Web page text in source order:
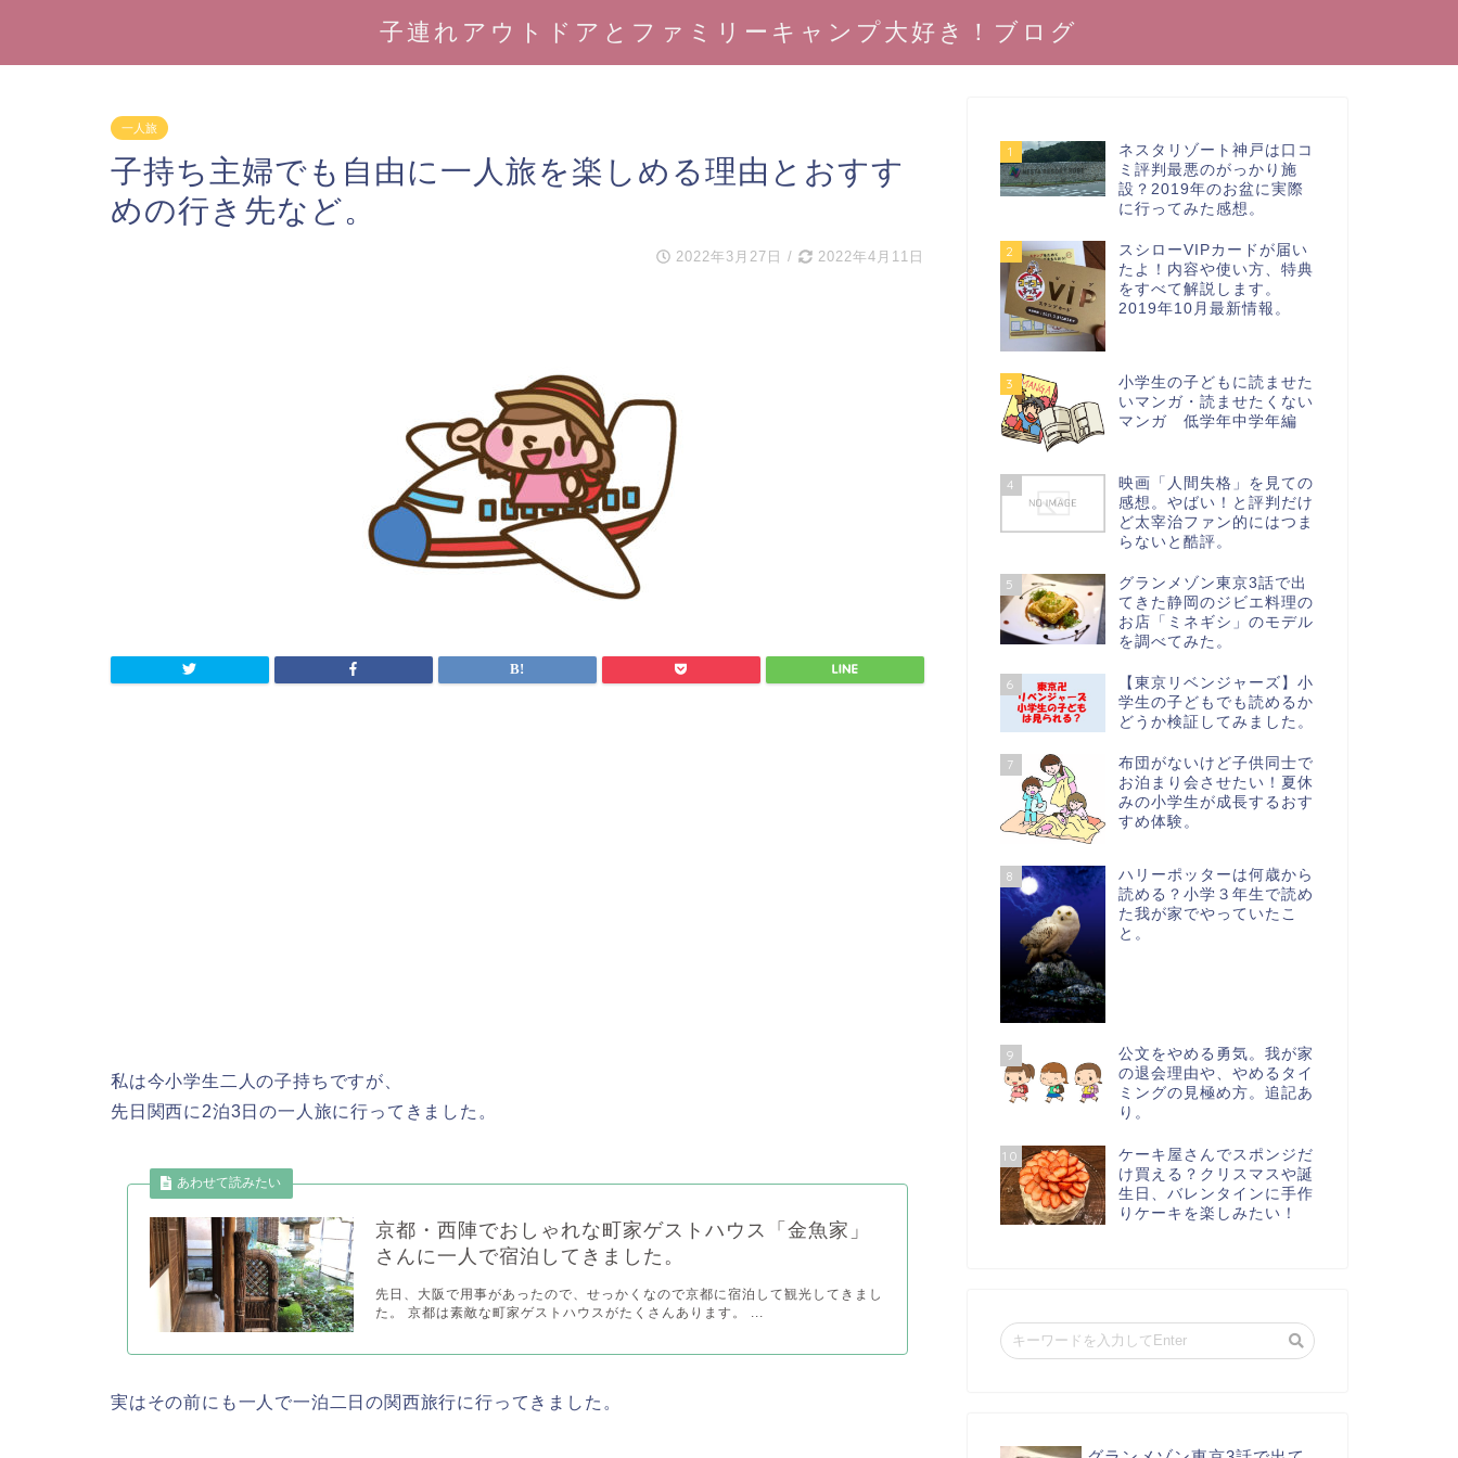
子連れアウトドアとファミリーキャンプ大好き！ブログ
一人旅
子持ち主婦でも自由に一人旅を楽しめる理由とおすす
めの行き先など。
2022年3月27日 / 2022年4月11日
私は今小学生二人の子持ちですが、
先日関西に2泊3日の一人旅に行ってきました。
京都・西陣でおしゃれな町家ゲストハウス「金魚家」
さんに一人で宿泊してきました。
先日、大阪で用事があったので、せっかくなので京都に宿泊して観光してきまし
た。 京都は素敵な町家ゲストハウスがたくさんあります。 ...
実はその前にも一人で一泊二日の関西旅行に行ってきました。
1
ネスタリゾート神戸は口コ
ミ評判最悪のがっかり施
設？2019年のお盆に実際
に行ってみた感想。
2
スシローVIPカードが届い
たよ！内容や使い方、特典
をすべて解説します。
2019年10月最新情報。
3
小学生の子どもに読ませた
いマンガ・読ませたくない
マンガ 低学年中学年編
4
映画「人間失格」を見ての
感想。やばい！と評判だけ
ど太宰治ファン的にはつま
らないと酷評。
5
グランメゾン東京3話で出
てきた静岡のジビエ料理の
お店「ミネギシ」のモデル
を調べてみた。
6
【東京リベンジャーズ】小
学生の子どもでも読めるか
どうか検証してみました。
7
布団がないけど子供同士で
お泊まり会させたい！夏休
みの小学生が成長するおす
すめ体験。
8
ハリーポッターは何歳から
読める？小学３年生で読め
た我が家でやっていたこ
と。
9
公文をやめる勇気。我が家
の退会理由や、やめるタイ
ミングの見極め方。追記あ
り。
10
ケーキ屋さんでスポンジだ
け買える？クリスマスや誕
生日、バレンタインに手作
りケーキを楽しみたい！